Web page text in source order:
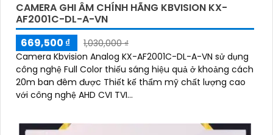
CAMERA GHI ÂM CHÍNH HÃNG KBVISION KX-
AF2001C-DL-A-VN
669,500 ₫
1,030,000 ₫
Camera Kbvision Analog KX-AF2001C-DL-A-VN sử dụng
công nghệ Full Color thiếu sáng hiệu quả ở khoảng cách
20m ban đêm được Thiết kế thẩm mỹ chất lượng cao
với công nghệ AHD CVI TVI...